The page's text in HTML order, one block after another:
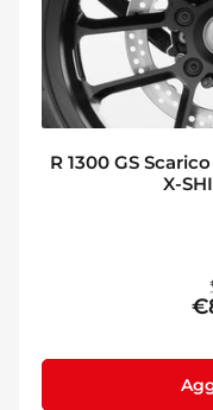
R 1300 GS
X-